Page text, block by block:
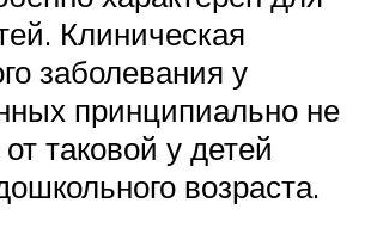
Клиническая
заболевания у
принципиально не
таковой у детей
возраста.